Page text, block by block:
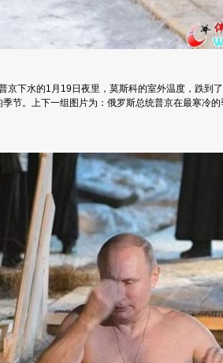
下水的1月19日夜里，莫斯科的室外温度，跌到
节。上下一组图片为：俄罗斯总统普京在最寒冷